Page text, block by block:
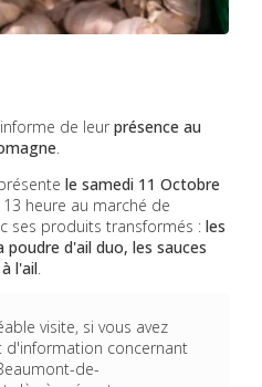
de leur présence au
.
le samedi 11 Octobre
heure au marché de
ses produits transformés : les
d'ail duo, les sauces
l'ail.
visite, si vous avez
concernant
de-